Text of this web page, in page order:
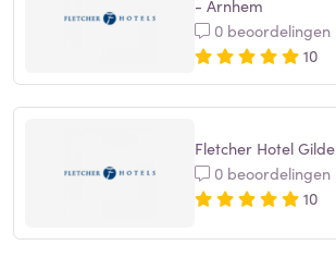
- Arnhem
0 beoordelingen
10
Fletcher Hotel Gilde
0 beoordelingen
10